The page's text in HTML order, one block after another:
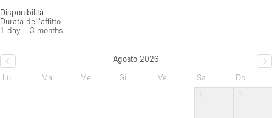
Disponibilità
Durata dell'affitto:
1 day – 3 months
Agosto 2026
Lu
Ma Me Gi Ve Sa
Do